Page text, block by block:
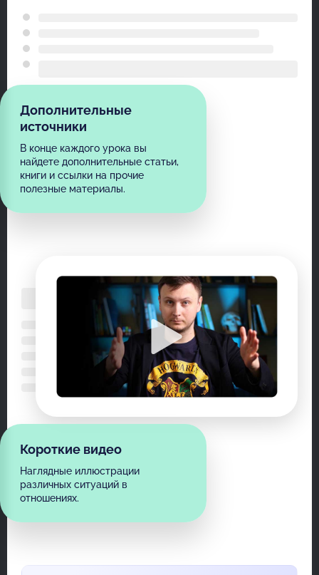
Дополнительные
источники
В конце каждого урока вы
найдете дополнительные статьи,
книги и ссылки на прочие
полезные материалы.
Короткие видео
Наглядные иллюстрации
различных ситуаций в
отношениях.